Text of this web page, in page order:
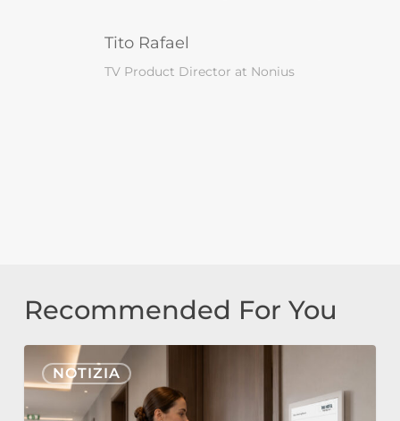
Tito Rafael
TV Product Director at Nonius
Recommended For You
NOTIZIA
Nonius
Signage
Cloud